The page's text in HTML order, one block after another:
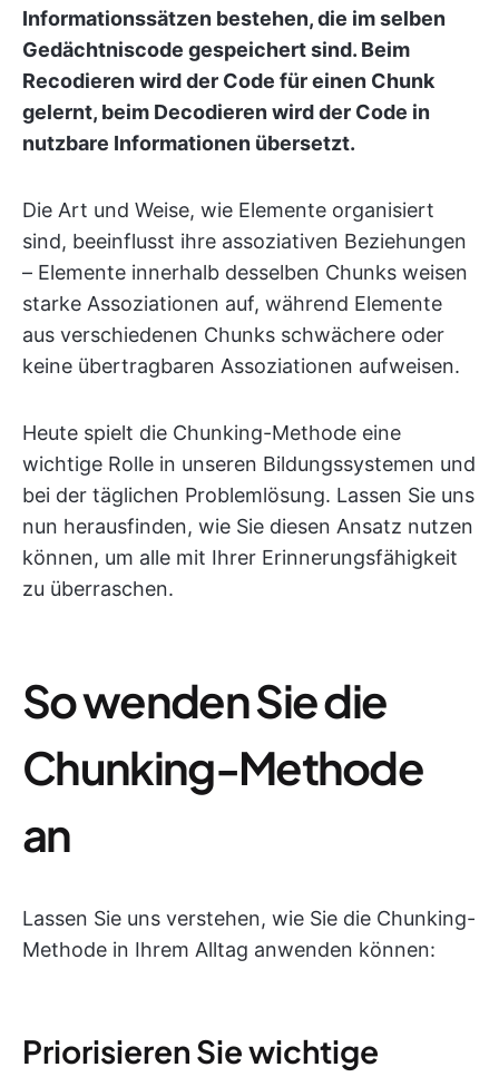
Informationssätzen bestehen, die im selben
Gedächtniscode gespeichert sind. Beim
Recodieren wird der Code für einen Chunk
gelernt, beim Decodieren wird der Code in
nutzbare Informationen übersetzt.
Die Art und Weise, wie Elemente organisiert
sind, beeinflusst ihre assoziativen Beziehungen
– Elemente innerhalb desselben Chunks weisen
starke Assoziationen auf, während Elemente
aus verschiedenen Chunks schwächere oder
keine übertragbaren Assoziationen aufweisen.
Heute spielt die Chunking-Methode eine
wichtige Rolle in unseren Bildungssystemen und
bei der täglichen Problemlösung. Lassen Sie uns
nun herausfinden, wie Sie diesen Ansatz nutzen
können, um alle mit Ihrer Erinnerungsfähigkeit
zu überraschen.
So wenden Sie die
Chunking-Methode
an
Lassen Sie uns verstehen, wie Sie die Chunking-
Methode in Ihrem Alltag anwenden können:
Priorisieren Sie wichtige